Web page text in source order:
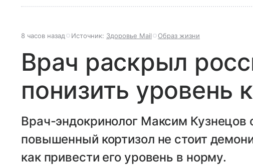
8 часов назад Источник: Здоровье Mail Образ жизни
Врач раскрыл
понизить уровень
Врач-эндокринолог Максим Кузнецов
повышенный кортизол не стоит
как привести его уровень в норму.